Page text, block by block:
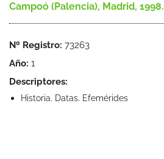
Campoó (Palencia), Madrid, 1998.
Nº Registro: 73263
Año: 1
Descriptores:
Historia. Datas. Efemérides